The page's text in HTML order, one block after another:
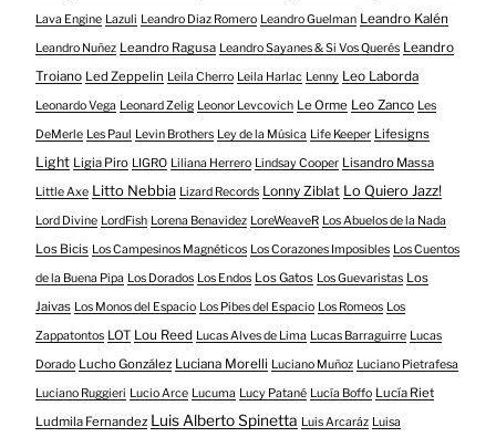
Lava Engine Lazuli Leandro Diaz Romero Leandro Guelman Leandro Kalén
Leandro Nuñez Leandro Ragusa Leandro Sayanes & Si Vos Querés Leandro
Troiano Led Zeppelin Leila Cherro Leila Harlac Lenny Leo Laborda
Leonardo Vega Leonard Zelig Leonor Levcovich Le Orme Leo Zanco Les
DeMerle Les Paul Levin Brothers Ley de la Música Life Keeper Lifesigns
Light Ligia Piro LIGRO Liliana Herrero Lindsay Cooper Lisandro Massa
Little Axe Litto Nebbia Lizard Records Lonny Ziblat Lo Quiero Jazz!
Lord Divine LordFish Lorena Benavidez LoreWeaveR Los Abuelos de la Nada
Los Bicis Los Campesinos Magnéticos Los Corazones Imposibles Los Cuentos
de la Buena Pipa Los Dorados Los Endos Los Gatos Los Guevaristas Los
Jaivas Los Monos del Espacio Los Pibes del Espacio Los Romeos Los
Zappatontos LOT Lou Reed Lucas Alves de Lima Lucas Barraguirre Lucas
Dorado Lucho González Luciana Morelli Luciano Muñoz Luciano Pietrafesa
Luciano Ruggieri Lucio Arce Lucuma Lucy Patané Lucía Boffo Lucía Riet
Ludmila Fernandez Luis Alberto Spinetta Luis Arcaráz Luisa